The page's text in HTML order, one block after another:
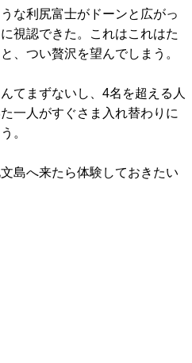
な利尻富士がドーンと広がっ
視認できた。これはこれはた
、つい贅沢を望んでしまう。
てまずないし、4名を超える人
一人がすぐさま入れ替わりに
。
島へ来たら体験しておきたい